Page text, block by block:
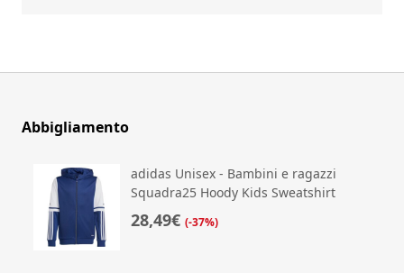
Abbigliamento
adidas Unisex - Bambini e ragazzi
Squadra25 Hoody Kids Sweatshirt
28,49€ (-37%)